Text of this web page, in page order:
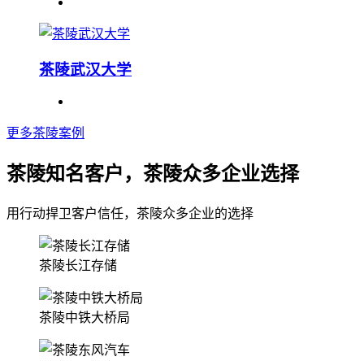
茶陵武汉大学
更多茶陵案例
茶陵知名客户，茶陵众多企业选择
用行动捍卫客户信任，茶陵众多企业的选择
茶陵长江存储
茶陵中铁大桥局